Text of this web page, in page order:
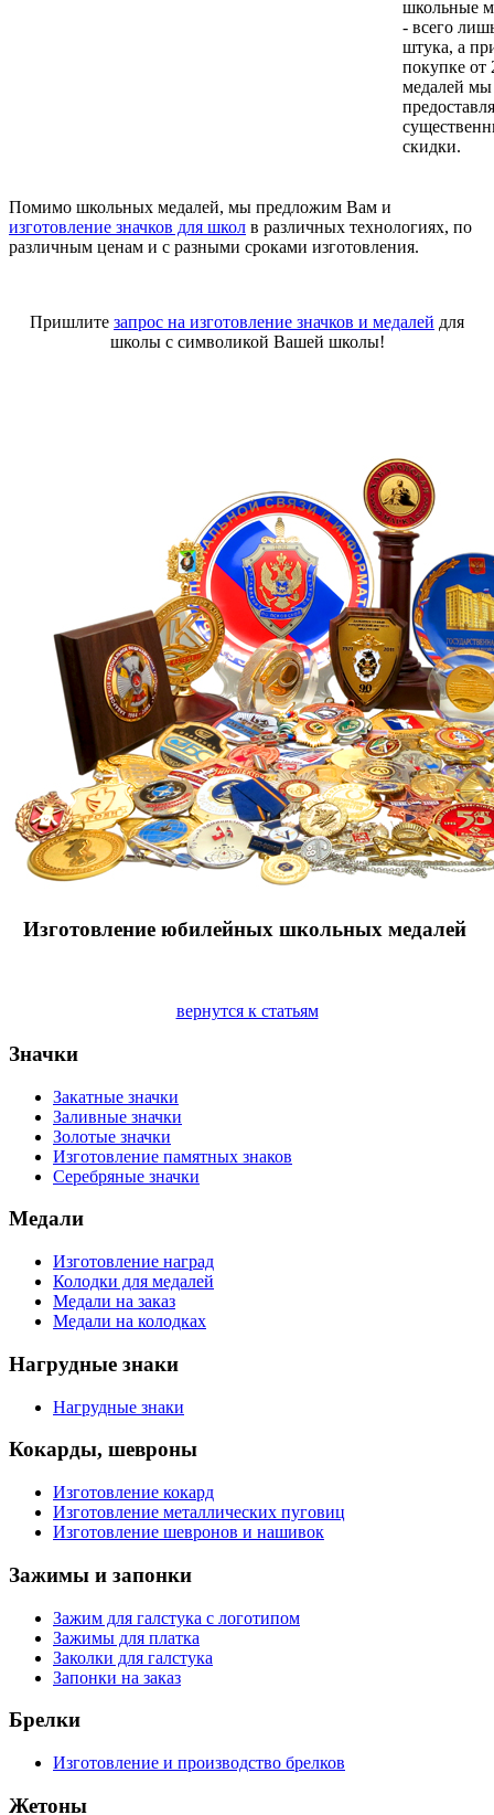
школьные
- всего
штука, а
покупке от
медалей мы
скидки.
Помимо школьных медалей, мы предложим Вам и
изготовление значков для школ в различных технологиях, по
различным ценам и с разными сроками изготовления.
Пришлите запрос на изготовление значков и медалей для
школы с символикой Вашей школы!
Изготовление юбилейных школьных медалей
вернутся к статьям
Значки
Закатные значки
Заливные значки
Золотые значки
Изготовление памятных знаков
Серебряные значки
Медали
Изготовление наград
Колодки для медалей
Медали на заказ
Медали на колодках
Нагрудные знаки
Нагрудные знаки
Кокарды, шевроны
Изготовление кокард
Изготовление металлических пуговиц
Изготовление шевронов и нашивок
Зажимы и запонки
Зажим для галстука с логотипом
Зажимы для платка
Заколки для галстука
Запонки на заказ
Брелки
Изготовление и производство брелков
Жетоны